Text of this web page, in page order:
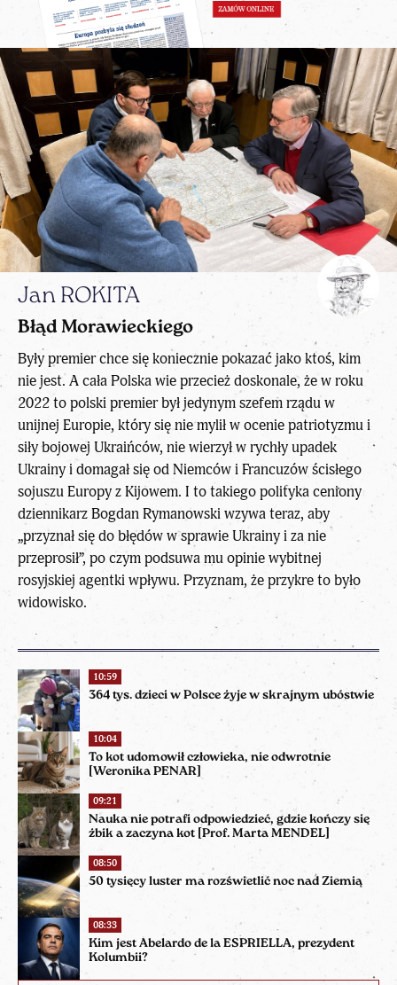
10:59
364 tys. dzieci w Polsce żyje w skrajnym ubóstwie
10:04
To kot udomowił człowieka, nie odwrotnie
[Weronika PENAR]
09:21
Nauka nie potrafi odpowiedzieć, gdzie kończy się
żbik a zaczyna kot [Prof. Marta MENDEL]
08:50
50 tysięcy luster ma rozświetlić noc nad Ziemią
08:33
Kim jest Abelardo de la ESPRIELLA, prezydent
Kolumbii?
Jan ROKITA
Błąd Morawieckiego
Były premier chce się koniecznie pokazać jako ktoś, kim
nie jest. A cała Polska wie przecież doskonale, że w roku
2022 to polski premier był jedynym szefem rządu w
unijnej Europie, który się nie mylił w ocenie patriotyzmu i
siły bojowej Ukraińców, nie wierzył w rychły upadek
Ukrainy i domagał się od Niemców i Francuzów ścisłego
sojuszu Europy z Kijowem. I to takiego polityka ceniony
dziennikarz Bogdan Rymanowski wzywa teraz, aby
„przyznał się do błędów w sprawie Ukrainy i za nie
przeprosił”, po czym podsuwa mu opinie wybitnej
rosyjskiej agentki wpływu. Przyznam, że przykre to było
widowisko.